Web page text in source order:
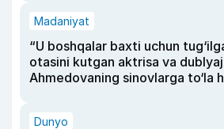
Madaniyat
“U boshqalar baxti uchun
otasini kutgan aktrisa va
Ahmedovaning sinovlarga to‘la
Dunyo